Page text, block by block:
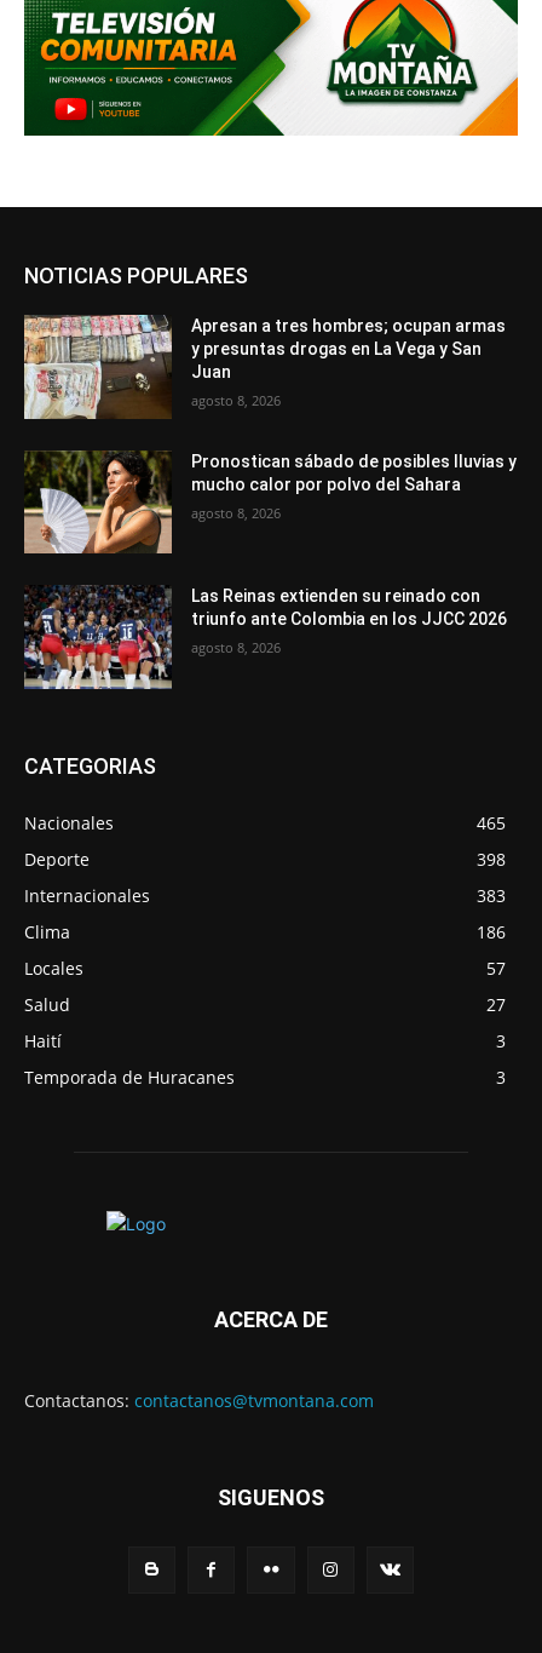
NOTICIAS POPULARES
Apresan a tres hombres; ocupan armas
y presuntas drogas en La Vega y San
Juan
agosto 8, 2026
Pronostican sábado de posibles lluvias y
mucho calor por polvo del Sahara
agosto 8, 2026
Las Reinas extienden su reinado con
triunfo ante Colombia en los JJCC 2026
agosto 8, 2026
CATEGORIAS
Nacionales
465
Deporte
398
Internacionales
383
Clima
186
Locales
57
Salud
27
Haití
3
Temporada de Huracanes
3
ACERCA DE
Contactanos: contactanos@tvmontana.com
SIGUENOS